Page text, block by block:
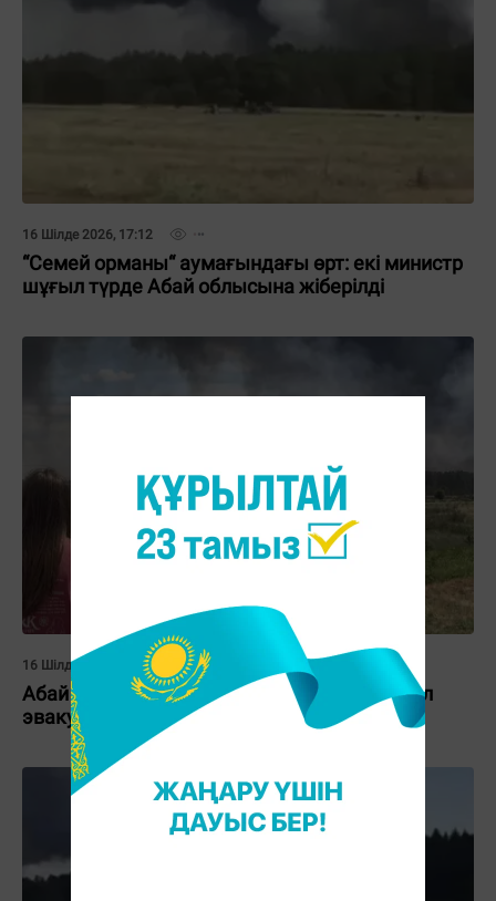
16 Шілде 2026, 17:12
“Семей орманы“ аумағындағы өрт: екі министр
шұғыл түрде Абай облысына жіберілді
16 Шілде 2026, 15:34
Абай облысында балалар лагерьден шұғыл
эвакуацияланды